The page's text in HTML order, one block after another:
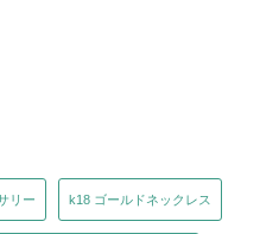
リー k18 ゴールドネックレス